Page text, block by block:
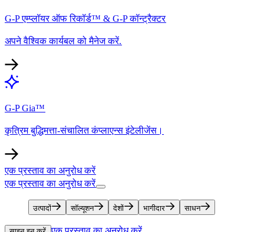
G-P एम्प्लॉयर ऑफ रिकॉर्ड™ & G-P कॉन्ट्रैक्टर​​
अपने वैश्विक कार्यबल को मैनेज करें.​​
G-P Gia™​​
कृत्रिम बुद्धिमत्ता-संचालित कंप्लाएन्स इंटेलीजेंस।​​
एक प्रस्ताव का अनुरोध करें​​
एक प्रस्ताव का अनुरोध करें​​
उत्पादों​​ सॉल्यूशन​​ देशों​​ भागीदार​​ साधन​​